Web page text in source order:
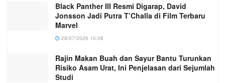
Black Panther III Resmi Digarap, David
Jonsson Jadi Putra T’Challa di Film Terbaru
Marvel
28/07/2026 10:08
Rajin Makan Buah dan Sayur Bantu Turunkan
Risiko Asam Urat, Ini Penjelasan dari Sejumlah
Studi